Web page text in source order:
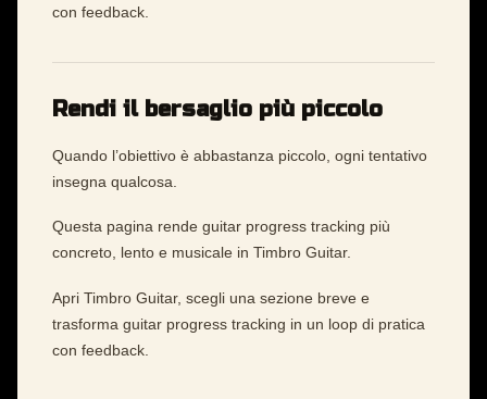
con feedback.
Rendi il bersaglio più piccolo
Quando l’obiettivo è abbastanza piccolo, ogni tentativo
insegna qualcosa.
Questa pagina rende guitar progress tracking più
concreto, lento e musicale in Timbro Guitar.
Apri Timbro Guitar, scegli una sezione breve e
trasforma guitar progress tracking in un loop di pratica
con feedback.